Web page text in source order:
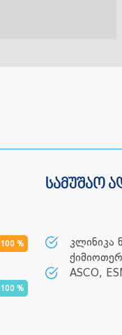
100 %
100 %
სამუშაო
⁠კლინიკა
ASCO,